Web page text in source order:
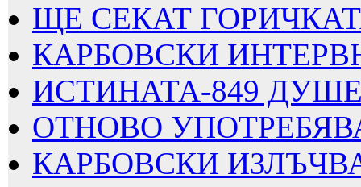
ЩЕ СЕКАТ
КАРБОВСКИ
ИСТИНАТА-849
ОТНОВО
КАРБОВСКИ